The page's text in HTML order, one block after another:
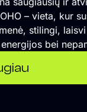
stilingi,
bei